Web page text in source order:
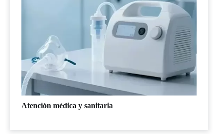
Atención médica y sanitaria